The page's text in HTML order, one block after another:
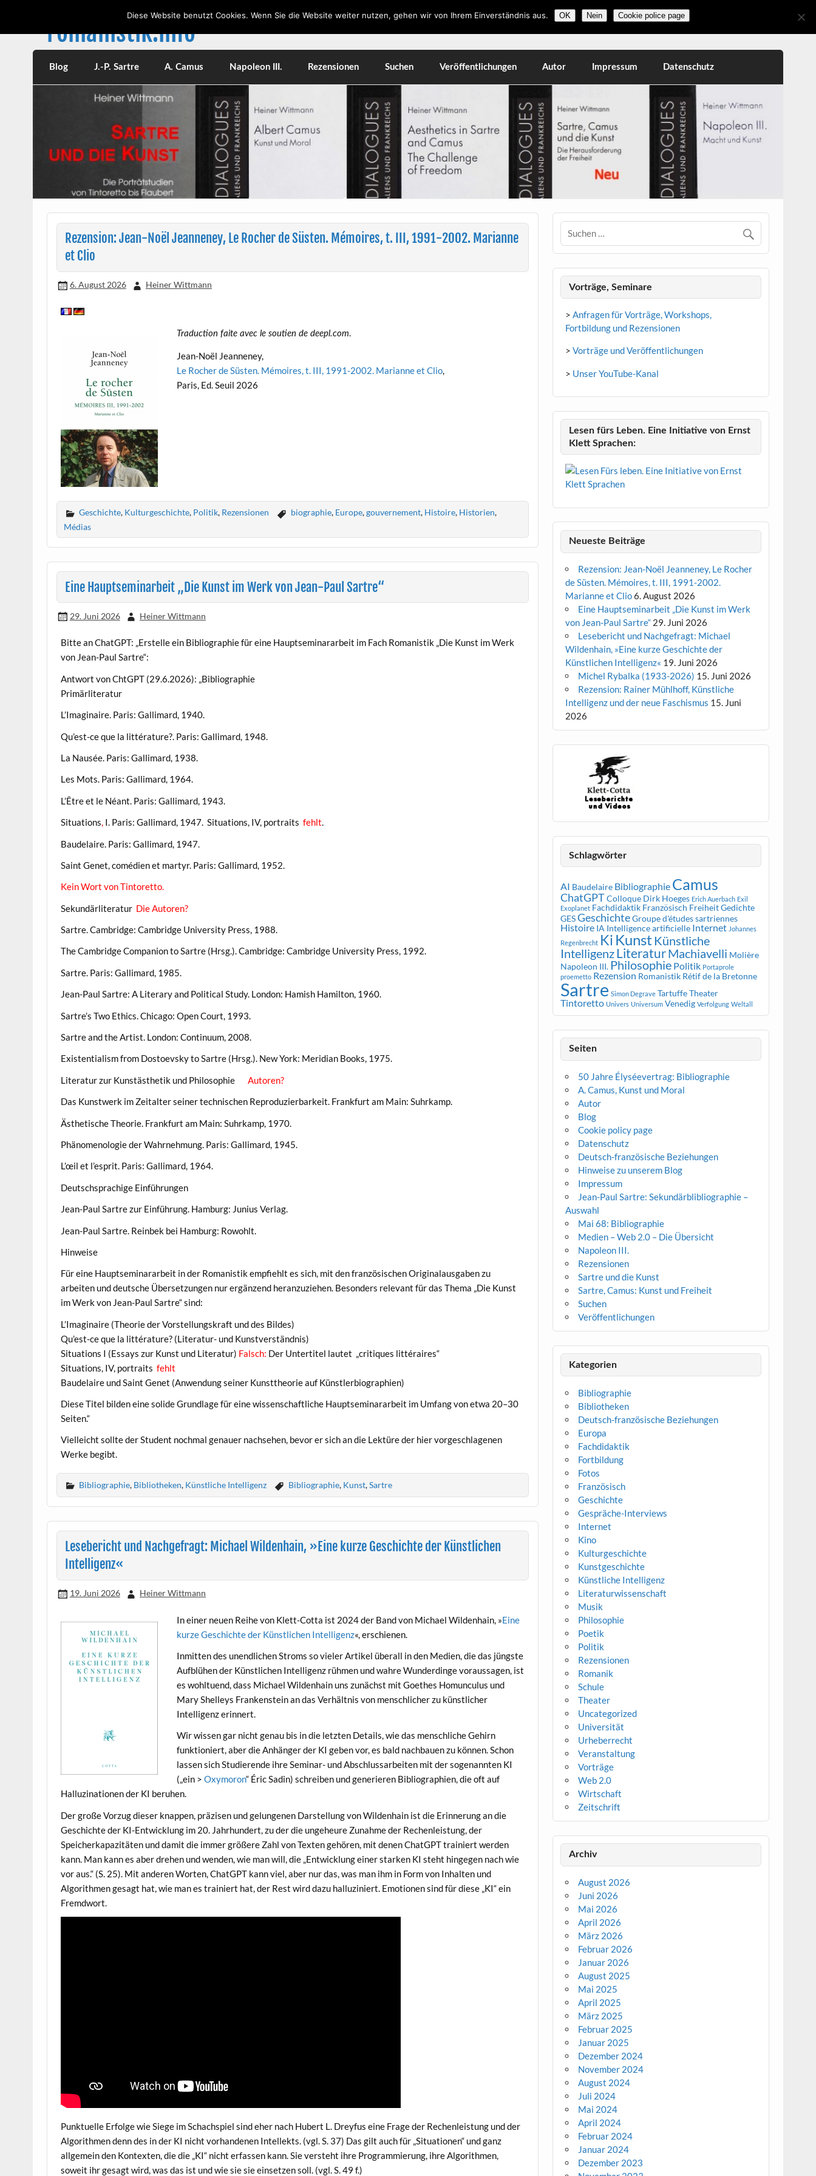
romanistik.info
Blog J.-P. Sartre A. Camus Napoleon III. Rezensionen Suchen Veröffentlichungen Autor Impressum Datenschutz
Rezension: Jean-Noël Jeanneney, Le Rocher de Süsten. Mémoires, t. III, 1991-2002. Marianne
et Clio
6. August 2026 Heiner Wittmann
Traduction faite avec le soutien de deepl.com.
Jean-Noël Jeanneney,
Le Rocher de Süsten. Mémoires, t. III, 1991-2002. Marianne et Clio,
Paris, Ed. Seuil 2026
Geschichte, Kulturgeschichte, Politik, Rezensionen biographie, Europe,gouvernement, Histoire, Historien,
Médias
Eine Hauptseminarbeit „Die Kunst im Werk von Jean-Paul Sartre“
29. Juni 2026 Heiner Wittmann
Bitte an ChatGPT: „Erstelle ein Bibliographie für eine Hauptseminararbeit im Fach Romanistik „Die Kunst im Werk
von Jean-Paul Sartre“:
Antwort von ChtGPT (29.6.2026): „Bibliographie
Primärliteratur
L’Imaginaire. Paris: Gallimard, 1940.
Qu’est-ce que la littérature?. Paris: Gallimard, 1948.
La Nausée. Paris: Gallimard, 1938.
Les Mots. Paris: Gallimard, 1964.
L’Être et le Néant. Paris: Gallimard, 1943.
Situations, I. Paris: Gallimard, 1947. Situations, IV, portraitsfehlt.
Baudelaire. Paris: Gallimard, 1947.
Saint Genet, comédien et martyr. Paris: Gallimard, 1952.
Kein Wort von Tintoretto.
Sekundärliteratur Die Autoren?
Sartre. Cambridge: Cambridge University Press, 1988.
The Cambridge Companion to Sartre (Hrsg.). Cambridge: Cambridge University Press, 1992.
Sartre. Paris: Gallimard, 1985.
Jean-Paul Sartre: A Literary and Political Study. London: Hamish Hamilton, 1960.
Sartre’s Two Ethics. Chicago: Open Court, 1993.
Sartre and the Artist. London: Continuum, 2008.
Existentialism from Dostoevsky to Sartre (Hrsg.). New York: Meridian Books, 1975.
Literatur zur Kunstästhetik und PhilosophieAutoren?
Das Kunstwerk im Zeitalter seiner technischen Reproduzierbarkeit. Frankfurt am Main: Suhrkamp.
Ästhetische Theorie. Frankfurt am Main: Suhrkamp, 1970.
Phänomenologie der Wahrnehmung. Paris: Gallimard, 1945.
L’œil et l’esprit. Paris: Gallimard, 1964.
Deutschsprachige Einführungen
Jean-Paul Sartre zur Einführung. Hamburg: Junius Verlag.
Jean-Paul Sartre. Reinbek bei Hamburg: Rowohlt.
Hinweise
Für eine Hauptseminararbeit in der Romanistik empfiehlt es sich, mit den französischen Originalausgaben zu
arbeiten und deutsche Übersetzungen nur ergänzend heranzuziehen. Besonders relevant für das Thema „Die Kunst
im Werk von Jean-Paul Sartre“ sind:
L’Imaginaire (Theorie der Vorstellungskraft und des Bildes)
Qu’est-ce que la littérature? (Literatur- und Kunstverständnis)
Situations I (Essays zur Kunst und Literatur) Falsch: Der Untertitel lautet „critiques littéraires“
Situations, IV, portraitsfehlt
Baudelaire und Saint Genet (Anwendung seiner Kunsttheorie auf Künstlerbiographien)
Diese Titel bilden eine solide Grundlage für eine wissenschaftliche Hauptseminararbeit im Umfang von etwa 20–30
Seiten.“
Vielleicht sollte der Student nochmal genauer nachsehen, bevor er sich an die Lektüre der hier vorgeschlagenen
Werke begibt.
Bibliographie, Bibliotheken, Künstliche Intelligenz Bibliographie, Kunst,Sartre
Lesebericht und Nachgefragt: Michael Wildenhain, »Eine kurze Geschichte der Künstlichen
Intelligenz«
19. Juni 2026 Heiner Wittmann
In einer neuen Reihe von Klett-Cotta ist 2024 der Band von Michael Wildenhain, »Eine
kurze Geschichte der Künstlichen Intelligenz«, erschienen.
Inmitten des unendlichen Stroms so vieler Artikel überall in den Medien, die das jüngste
Aufblühen der Künstlichen Intelligenz rühmen und wahre Wunderdinge voraussagen, ist
es wohltuend, dass Michael Wildenhain uns zunächst mit Goethes Homunculus und
Mary Shelleys Frankenstein an das Verhältnis von menschlicher zu künstlicher
Intelligenz erinnert.
Wir wissen gar nicht genau bis in die letzten Details, wie das menschliche Gehirn
funktioniert, aber die Anhänger der KI geben vor, es bald nachbauen zu können. Schon
lassen sich Studierende ihre Seminar- und Abschlussarbeiten mit der sogenannten KI
(„ein > Oxymoron“ Éric Sadin) schreiben und generieren Bibliographien, die oft auf
Halluzinationen der KI beruhen.
Der große Vorzug dieser knappen, präzisen und gelungenen Darstellung von Wildenhain ist die Erinnerung an die
Geschichte der KI-Entwicklung im 20. Jahrhundert, zu der die ungeheure Zunahme der Rechenleistung, der
Speicherkapazitäten und damit die immer größere Zahl von Texten gehören, mit denen ChatGPT trainiert werden
kann. Man kann es aber drehen und wenden, wie man will, die „Entwicklung einer starken KI steht hingegen nach wie
vor aus.“ (S. 25). Mit anderen Worten, ChatGPT kann viel, aber nur das, was man ihm in Form von Inhalten und
Algorithmen gesagt hat, wie man es trainiert hat, der Rest wird dazu halluziniert. Emotionen sind für diese „KI“ ein
Fremdwort.
Punktuelle Erfolge wie Siege im Schachspiel sind eher nach Hubert L. Dreyfus eine Frage der Rechenleistung und der
Algorithmen denn des in der KI nicht vorhandenen Intellekts. (vgl. S. 37) Das gilt auch für „Situationen“ und ganz
allgemein den Kontexten, die die „KI“ nicht erfassen kann. Sie versteht ihre Programmierung, ihre Algorithmen,
soweit ihr gesagt wird, was das ist und wie sie sie einsetzen soll. (vgl. S. 49 f.)
Vorträge, Seminare
> Anfragen für Vorträge, Workshops,
Fortbildung und Rezensionen
> Vorträge und Veröffentlichungen
> Unser YouTube-Kanal
Lesen fürs Leben. Eine Initiative von Ernst
Klett Sprachen:
Neueste Beiträge
Rezension: Jean-Noël Jeanneney, Le Rocher
de Süsten. Mémoires, t. III, 1991-2002.
Marianne et Clio6. August 2026
Eine Hauptseminarbeit „Die Kunst im Werk
von Jean-Paul Sartre“ 29. Juni 2026
Lesebericht und Nachgefragt: Michael
Wildenhain, »Eine kurze Geschichte der
Künstlichen Intelligenz« 19. Juni 2026
Michel Rybalka (1933-2026) 15. Juni 2026
Rezension: Rainer Mühlhoff, Künstliche
Intelligenz und der neue Faschismus 15. Juni
2026
Schlagwörter
AI Baudelaire Bibliographie Camus
ChatGPTColloque Dirk Hoeges Erich Auerbach Exil
Exoplanet Fachdidaktik Französisch FreiheitGedichte
GESGeschichteGroupe d'études sartriennes
Histoire IA Intelligence artificielle Internet Johannes
Regenbrecht Ki Kunst Künstliche
IntelligenzLiteraturMachiavelli Molière
Napoleon III. Philosophie Politik Portaprole
proemetto Rezension Romanistik Rétif de la Bretonne
Sartre Simon Degrave TartuffeTheater
Tintoretto Univers Universum Venedig Verfolgung Weltall
Seiten
50 Jahre Élyséevertrag: Bibliographie
A. Camus, Kunst und Moral
Autor
Blog
Cookie policy page
Datenschutz
Deutsch-französische Beziehungen
Hinweise zu unserem Blog
Impressum
Jean-Paul Sartre: Sekundärblibliographie –
Auswahl
Mai 68: Bibliographie
Medien – Web 2.0 – Die Übersicht
Napoleon III.
Rezensionen
Sartre und die Kunst
Sartre, Camus: Kunst und Freiheit
Suchen
Veröffentlichungen
Kategorien
Bibliographie
Bibliotheken
Deutsch-französische Beziehungen
Europa
Fachdidaktik
Fortbildung
Fotos
Französisch
Geschichte
Gespräche-Interviews
Internet
Kino
Kulturgeschichte
Kunstgeschichte
Künstliche Intelligenz
Literaturwissenschaft
Musik
Philosophie
Poetik
Politik
Rezensionen
Romanik
Schule
Theater
Uncategorized
Universität
Urheberrecht
Veranstaltung
Vorträge
Web 2.0
Wirtschaft
Zeitschrift
Archiv
August 2026
Juni 2026
Mai 2026
April 2026
März 2026
Februar 2026
Januar 2026
August 2025
Mai 2025
April 2025
März 2025
Februar 2025
Januar 2025
Dezember 2024
November 2024
August 2024
Juli 2024
Mai 2024
April 2024
Februar 2024
Januar 2024
Dezember 2023
Diese Website benutzt Cookies. Wenn Sie die Website weiter nutzen, gehen wir von Ihrem Einverständnis aus. OK Nein Cookie police page